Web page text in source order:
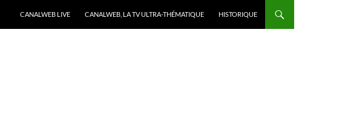
CANALWEB LIVE CANALWEB, LA TV ULTRA-THÉMATIQUE HISTORIQUE